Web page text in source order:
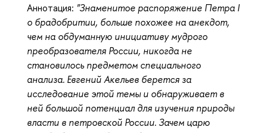
Аннотация: "Знаменитое распоряжение Петра I
о брадобритии, больше похожее на анекдот,
чем на обдуманную инициативу мудрого
преобразователя России, никогда не
становилось предметом специального
анализа. Евгений Акельев берется за
исследование этой темы и обнаруживает в
ней большой потенциал для изучения природы
власти в петровской России. Зачем царю